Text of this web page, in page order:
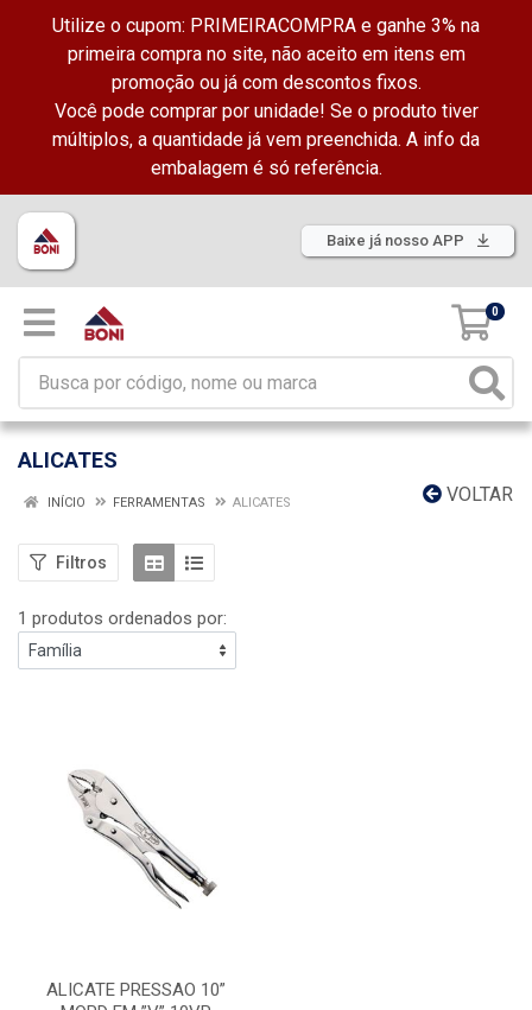
Utilize o cupom: PRIMEIRACOMPRA e ganhe 3% na
primeira compra no site, não aceito em itens em
promoção ou já com descontos fixos.
Você pode comprar por unidade! Se o produto tiver
múltiplos, a quantidade já vem preenchida. A info da
embalagem é só referência.
Baixe já nosso APP
0
ALICATES
VOLTAR
INÍCIO FERRAMENTAS ALICATES
Filtros
1 produtos ordenados por:
ALICATE PRESSAO 10”